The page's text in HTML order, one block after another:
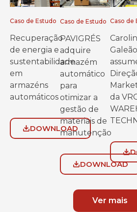
Caso de Estudo
Recuperação
de energia e
sustentabilidade
em
armazéns
automáticos
DOWNLOAD
Caso de Estudo
PAVIGRÉS
adquire
armazém
automático
para
otimizar a
gestão de
materiais de
manutenção
DOWNLOAD
Caso de
Galeão
da
Ver mais